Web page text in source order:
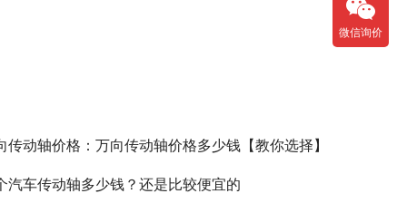
传动轴价格：万向传动轴价格多少钱【教你选择】
汽车传动轴多少钱？还是比较便宜的
微信询价